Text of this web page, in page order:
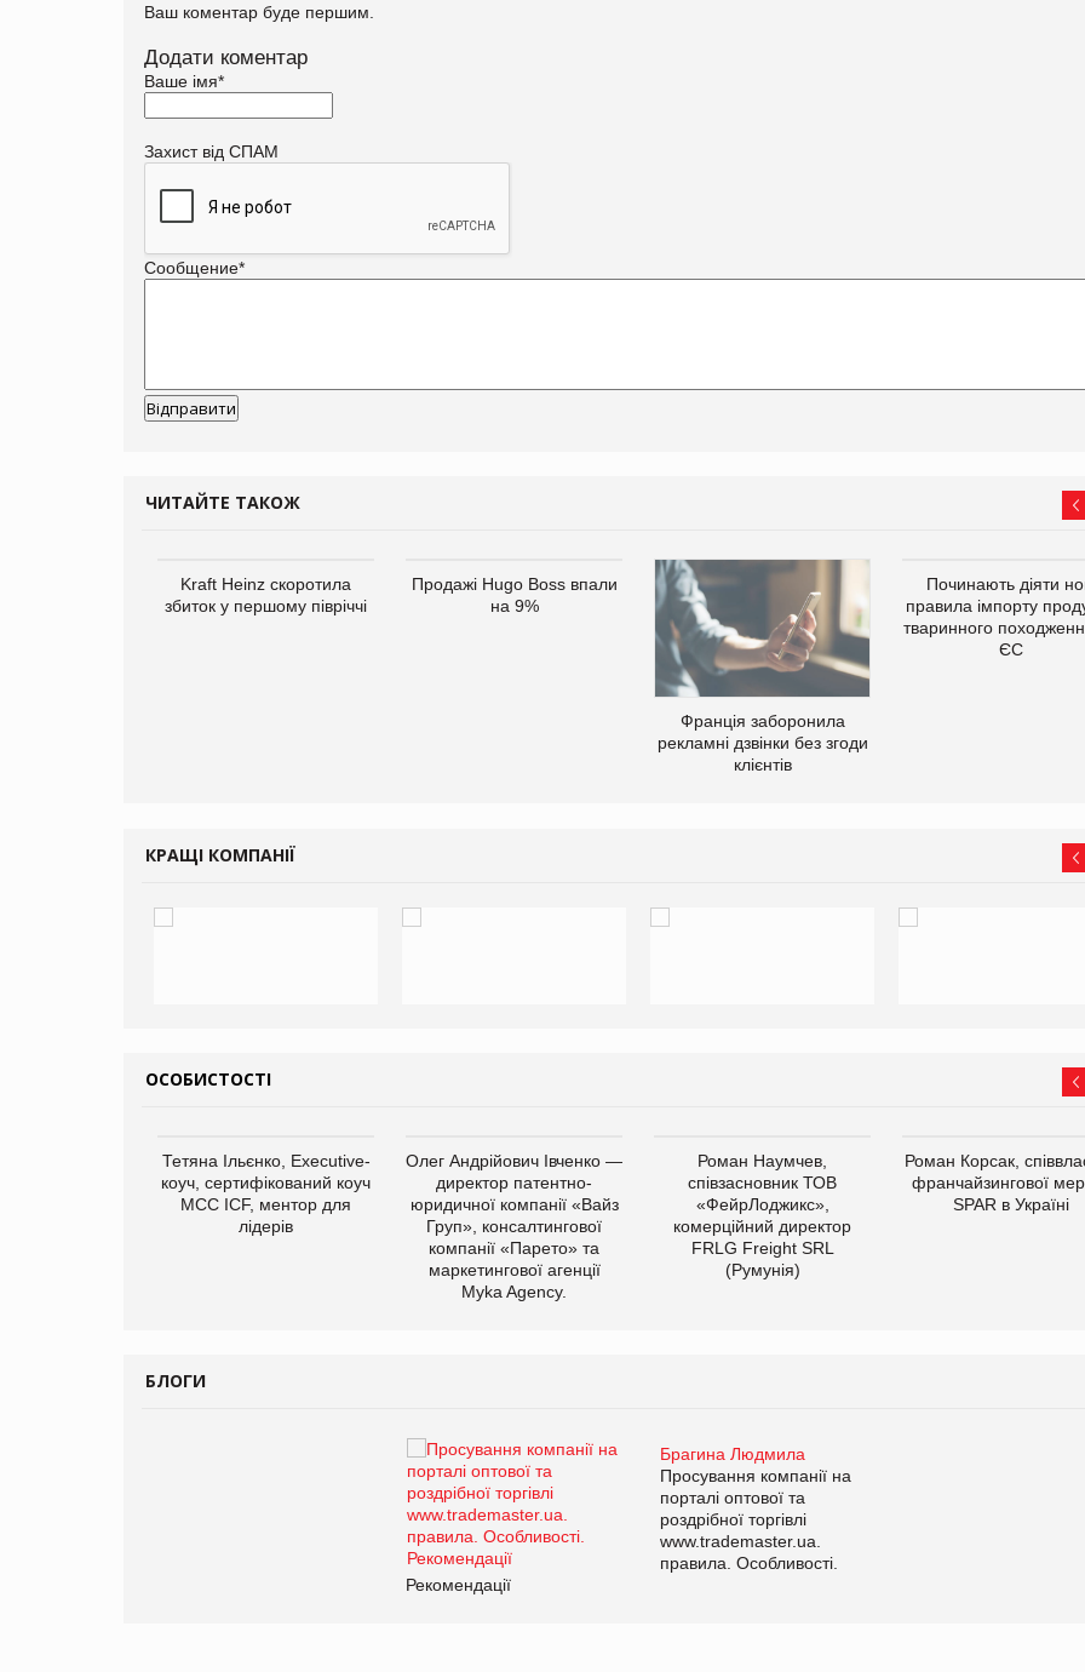
Ваш коментар буде першим.
Додати коментар
Ваше імя*
Захист від СПАМ
Сообщение*
ЧИТАЙТЕ ТАКОЖ
Kraft Heinz скоротила
збиток у першому півріччі
Продажі Hugo Boss впали
на 9%
Франція заборонила
рекламні дзвінки без згоди
клієнтів
Починають діяти
правила імпорту
тваринного
ЄС
КРАЩІ КОМПАНІЇ
ОСОБИСТОСТІ
Тетяна Ільєнко, Executive-
коуч, сертифікований коуч
МСС ICF, ментор для
лідерів
Олег Андрійович Івченко —
директор патентно-
юридичної компанії «Вайз
Груп», консалтингової
компанії «Парето» та
маркетингової агенції
Myka Agency.
Роман Наумчев,
співзасновник ТОВ
«ФейрЛоджикс»,
комерційний директор
FRLG Freight SRL
(Румунія)
Роман Корсак,
франчайзингової
SPAR в Україні
БЛОГИ
Брагина Людмила
Просування компанії на
порталі оптової та
роздрібної торгівлі
www.trademaster.ua.
правила. Особливості.
Рекомендації